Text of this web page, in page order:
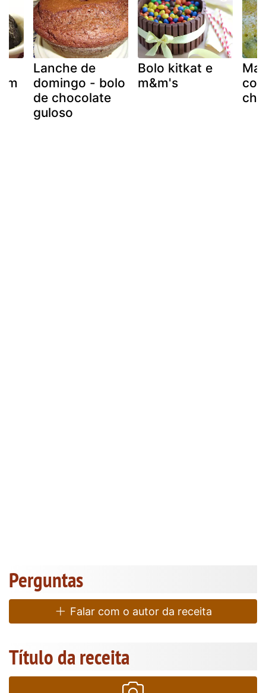
Lanche de
domingo - bolo
de chocolate
guloso
Bolo kitkat e
m&m's
Perguntas
Falar com o autor da receita
Título da receita